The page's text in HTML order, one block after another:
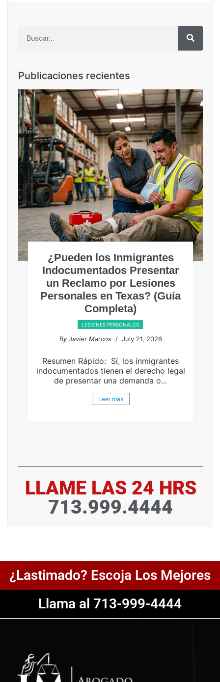
Publicaciones recientes
¿Pueden los Inmigrantes
Indocumentados Presentar
un Reclamo por Lesiones
Personales en Texas? (Guía
Completa)
LESIONES PERSONALES
By Javier Marcos/ July 21, 2026
Resumen Rápido: Sí, los inmigrantes
indocumentados tienen el derecho legal
de presentar una demanda o...
Leer más
LLAME LAS 24 HRS
713.999.4444
¿Lastimado? Escoja Los Mejores
Llama al 713-999-4444